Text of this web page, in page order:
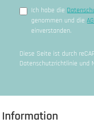
Ich habe die
genommen und die
einverstanden.
Diese Seite ist durch
Datenschutzrichtlinie und
Information